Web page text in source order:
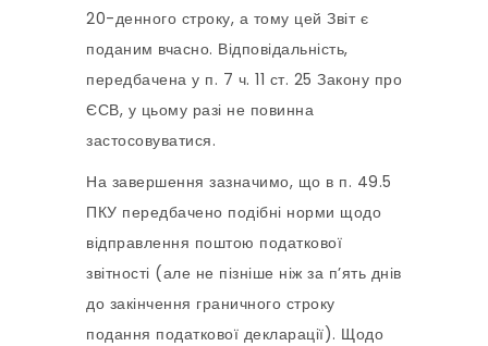
20-денного строку, а тому цей Звіт є
поданим вчасно. Відповідальність,
передбачена у п. 7 ч. 11 ст. 25 Закону про
ЄСВ, у цьому разі не повинна
застосовуватися.
На завершення зазначимо, що в п. 49.5
ПКУ передбачено подібні норми щодо
відправлення поштою податкової
звітності (але не пізніше ніж за п’ять днів
до закінчення граничного строку
подання податкової декларації). Щодо